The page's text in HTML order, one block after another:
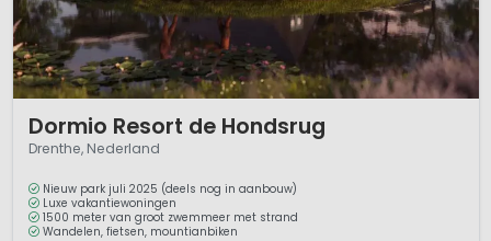
Dormio Resort de Hondsrug
Drenthe, Nederland
Nieuw park juli 2025 (deels nog in aanbouw)
Luxe vakantiewoningen
1500 meter van groot zwemmeer met strand
Wandelen, fietsen, mountianbiken